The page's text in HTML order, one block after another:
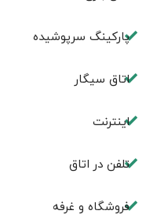
پارکینگ سرپوشیده
اتاق سیگار
اینترنت
تلفن در اتاق
فروشگاه و غرفه